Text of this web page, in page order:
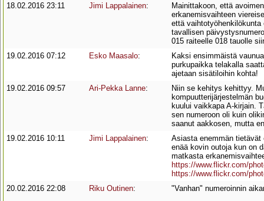
18.02.2016 23:11 Jimi Lappalainen:
Mainittakoon, että
erkanemisvaihteen
että
tavallisen
015 raiteelle 018 tauolle
19.02.2016 07:12
Esko Maasalo:
Kaksi ensimmäistä
purkupaikka telakalla
ajetaan sisätiloihin kohta!
19.02.2016 09:57
Ari-Pekka Lanne:
Niin se kehitys kehittyy.
kompuutterijärjestelmän
kuului vaikkapa A-kirjain.
sen numeroon oli kuin
saanut aakkosen, mutta
19.02.2016 10:11
Jimi Lappalainen:
Asiasta enemmän
enää kovin outoja kun on
matkasta
https://www.flickr.com/
https://www.flickr.com/
20.02.2016 22:08
Riku Outinen:
"Vanhan" numeroinnin